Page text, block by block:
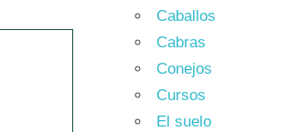
Caballos
Cabras
Conejos
Cursos
El suelo